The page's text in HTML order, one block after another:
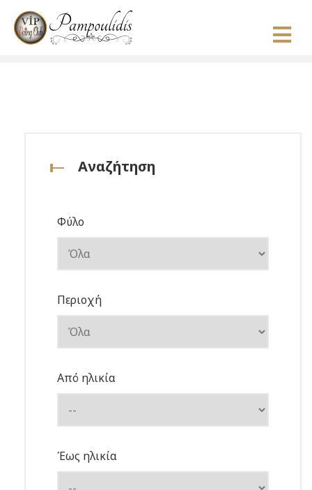
Αναζήτηση
Φύλο
Περιοχή
Από ηλικία
Έως ηλικία